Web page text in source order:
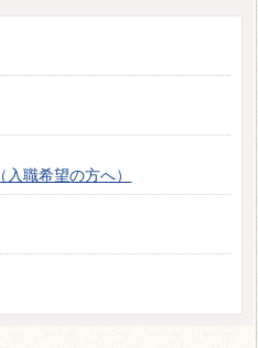
職希望の方へ）